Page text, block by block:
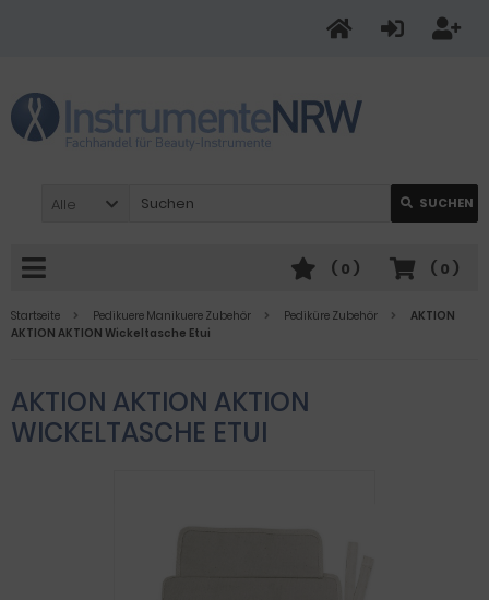
Alle SUCHEN
( 0 )
( 0 )
Startseite Pedikuere Manikuere Zubehör Pediküre Zubehör
AKTION
AKTION AKTION Wickeltasche Etui
AKTION AKTION AKTION
WICKELTASCHE ETUI